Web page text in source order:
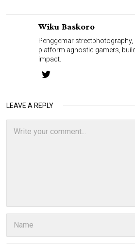
Wiku Baskoro
Penggemar streetphotography,
platform agnostic gamers,
impact.
LEAVE A REPLY